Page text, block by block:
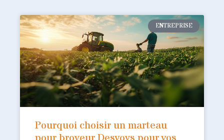
ENTREPRISE
Pourquoi choisir un marteau